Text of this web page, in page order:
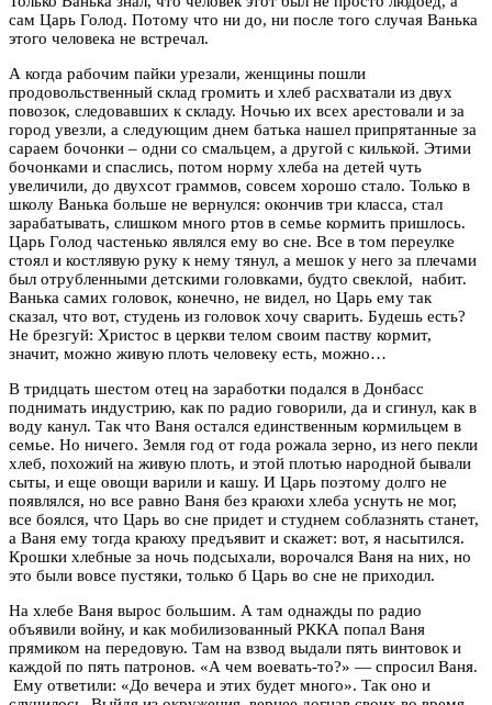
сам Царь Голод. Потому что ни до, ни после того случая Ванька
этого человека не встречал.
А когда рабочим пайки урезали, женщины пошли
продовольственный склад громить и хлеб расхватали из двух
повозок, следовавших к складу. Ночью их всех арестовали и за
город увезли, а следующим днем батька нашел припрятанные за
сараем бочонки – одни со смальцем, а другой с килькой. Этими
бочонками и спаслись, потом норму хлеба на детей чуть
увеличили, до двухсот граммов, совсем хорошо стало. Только в
школу Ванька больше не вернулся: окончив три класса, стал
зарабатывать, слишком много ртов в семье кормить пришлось.
Царь Голод частенько являлся ему во сне. Все в том переулке
стоял и костлявую руку к нему тянул, а мешок у него за плечами
был отрубленными детскими головками, будто свеклой, набит.
Ванька самих головок, конечно, не видел, но Царь ему так
сказал, что вот, студень из головок хочу сварить. Будешь есть?
Не брезгуй: Христос в церкви телом своим паству кормит,
значит, можно живую плоть человеку есть, можно…
В тридцать шестом отец на заработки подался в Донбасс
поднимать индустрию, как по радио говорили, да и сгинул, как в
воду канул. Так что Ваня остался единственным кормильцем в
семье. Но ничего. Земля год от года рожала зерно, из него пекли
хлеб, похожий на живую плоть, и этой плотью народной бывали
сыты, и еще овощи варили и кашу. И Царь поэтому долго не
появлялся, но все равно Ваня без краюхи хлеба уснуть не мог,
все боялся, что Царь во сне придет и студнем соблазнять станет,
а Ваня ему тогда краюху предъявит и скажет: вот, я насытился.
Крошки хлебные за ночь подсыхали, ворочался Ваня на них, но
это были вовсе пустяки, только б Царь во сне не приходил.
На хлебе Ваня вырос большим. А там однажды по радио
объявили войну, и как мобилизованный РККА попал Ваня
прямиком на передовую. Там на взвод выдали пять винтовок и
каждой по пять патронов. «А чем воевать-то?» — спросил Ваня.
Ему ответили: «До вечера и этих будет много». Так оно и